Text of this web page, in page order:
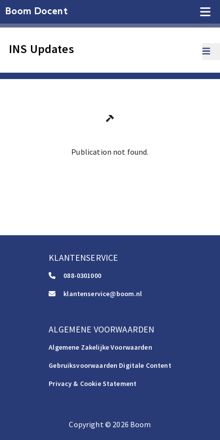
Boom Docent
INS Updates
Publication not found.
KLANTENSERVICE
088-0301000
klantenservice@boom.nl
ALGEMENE VOORWAARDEN
Algemene Zakelijke Voorwaarden
Gebruiksvoorwaarden Digitale Content
Privacy & Cookie Statement
Copyright©️ 2026 Boom